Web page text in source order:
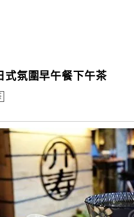
式氛圍早午餐下午茶